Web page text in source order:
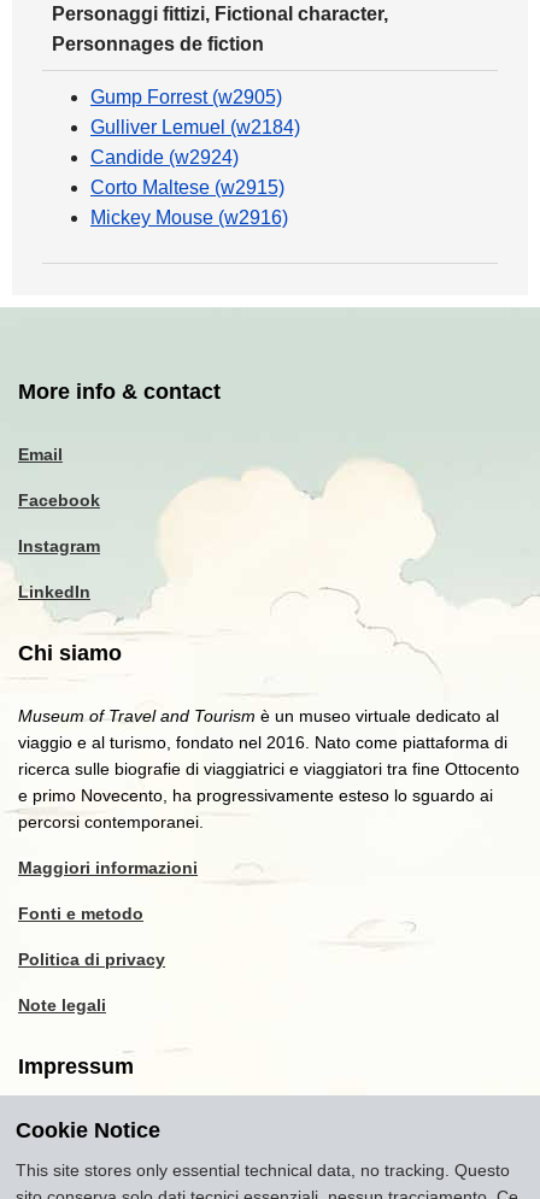
Personaggi fittizi, Fictional character,
Personnages de fiction
Gump Forrest (w2905)
Gulliver Lemuel (w2184)
Candide (w2924)
Corto Maltese (w2915)
Mickey Mouse (w2916)
More info & contact
Email
Facebook
Instagram
LinkedIn
Chi siamo
Museum of Travel and Tourism è un museo virtuale dedicato al
viaggio e al turismo, fondato nel 2016. Nato come piattaforma di
ricerca sulle biografie di viaggiatrici e viaggiatori tra fine Ottocento
e primo Novecento, ha progressivamente esteso lo sguardo ai
percorsi contemporanei.
Maggiori informazioni
Fonti e metodo
Politica di privacy
Note legali
Impressum
Copyright2016-2026
museumoftravel.org"
Cookie Notice
This site stores only essential technical data, no tracking. Questo